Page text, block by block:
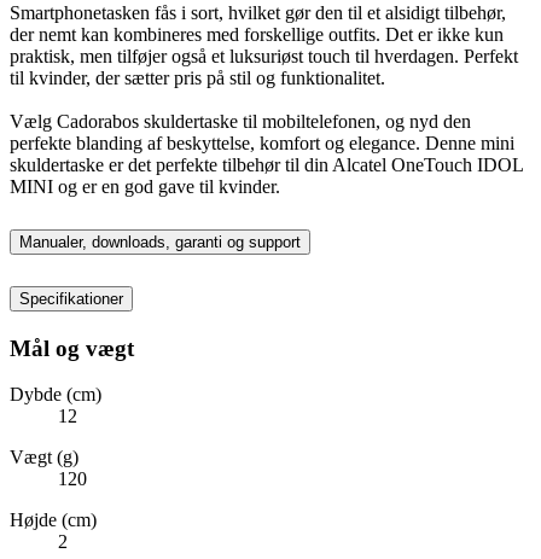
Smartphonetasken fås i sort, hvilket gør den til et alsidigt tilbehør,
der nemt kan kombineres med forskellige outfits. Det er ikke kun
praktisk, men tilføjer også et luksuriøst touch til hverdagen. Perfekt
til kvinder, der sætter pris på stil og funktionalitet.
Vælg Cadorabos skuldertaske til mobiltelefonen, og nyd den
perfekte blanding af beskyttelse, komfort og elegance. Denne mini
skuldertaske er det perfekte tilbehør til din Alcatel OneTouch IDOL
MINI og er en god gave til kvinder.
Manualer, downloads, garanti og support
Specifikationer
Mål og vægt
Dybde (cm)
12
Vægt (g)
120
Højde (cm)
2